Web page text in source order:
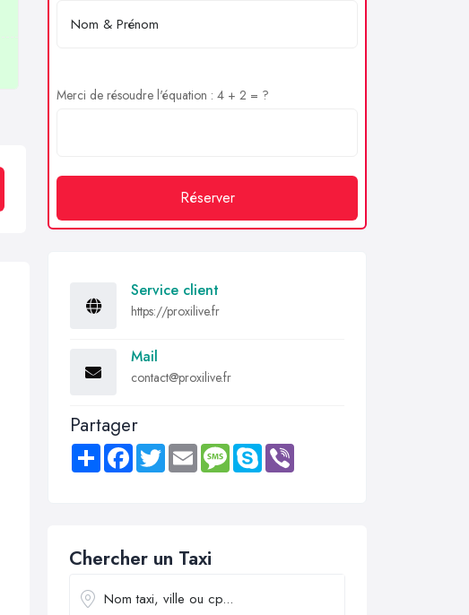
Merci de résoudre l'équation : 4 + 2 = ?
Réserver
Service client
https://proxilive.fr
Mail
contact@proxilive.fr
Partager
Share FacebookTwitter Email MessageSkype
Chercher un Taxi